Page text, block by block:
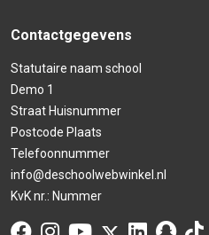
Contactgegevens
Statutaire naam school
Demo 1
Straat Huisnummer
Postcode Plaats
Telefoonnummer
info@deschoolwebwinkel.nl
KvK nr.: Nummer